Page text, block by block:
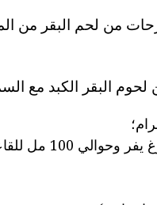
من لحم البقر من
البقر الكبد مع